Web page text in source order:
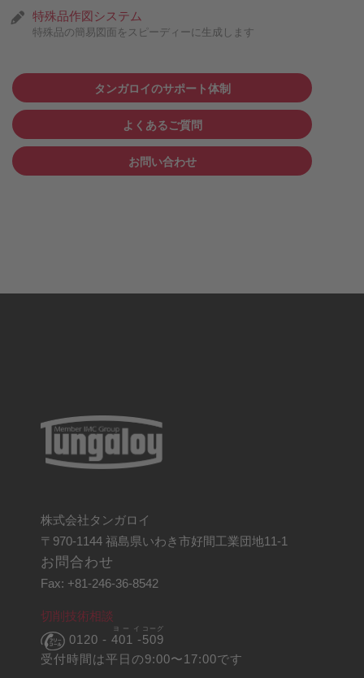
特殊品作図システム
特殊品の簡易図面をスピーディーに生成します
タンガロイのサポート体制
よくあるご質問
お問い合わせ
株式会社タンガロイ
〒970-1144 福島県いわき市好間工業団地11-1
お問合わせ
Fax: +81-246-36-8542
切削技術相談
0120 - 401 -
ヨーイ
509
コーグ
受付時間は平日の9:00〜17:00です